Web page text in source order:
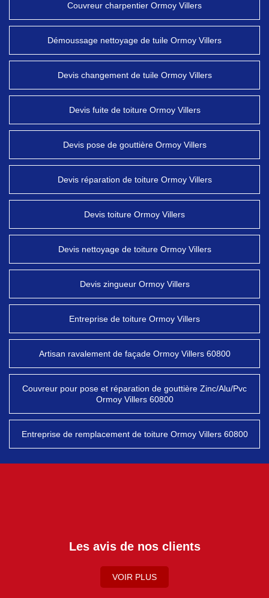
Couvreur charpentier Ormoy Villers
Démoussage nettoyage de tuile Ormoy Villers
Devis changement de tuile Ormoy Villers
Devis fuite de toiture Ormoy Villers
Devis pose de gouttière Ormoy Villers
Devis réparation de toiture Ormoy Villers
Devis toiture Ormoy Villers
Devis nettoyage de toiture Ormoy Villers
Devis zingueur Ormoy Villers
Entreprise de toiture Ormoy Villers
Artisan ravalement de façade Ormoy Villers 60800
Couvreur pour pose et réparation de gouttière Zinc/Alu/Pvc
Ormoy Villers 60800
Entreprise de remplacement de toiture Ormoy Villers 60800
Les avis de nos clients
VOIR PLUS